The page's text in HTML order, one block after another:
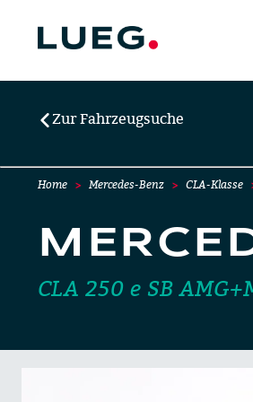
Zur Fahrzeugsuche
Home Mercedes-Benz CLA-Klasse
CLA 250 e SB